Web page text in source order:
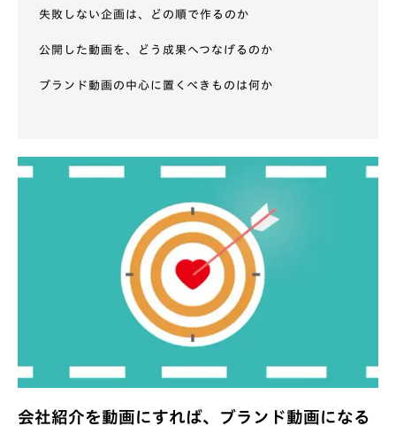
失敗しない企画は、どの順で作るのか
公開した動画を、どう成果へつなげるのか
ブランド動画の中心に置くべきものは何か
会社紹介を動画にすれば、ブランド動画になる